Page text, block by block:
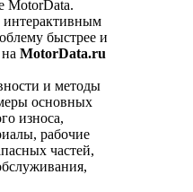
MotorData.
интерактивным
быстрее и
MotorData.ru
и методы
основных
износа,
рабочие
частей,